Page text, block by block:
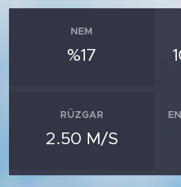
NEM
%17
RÜZGAR
2.50 M/S
TARİHTEN GÜNÜMÜZE
KADIN